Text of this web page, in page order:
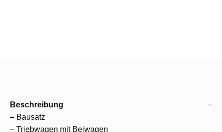
Beschreibung
– Bausatz
– Triebwagen mit Beiwagen